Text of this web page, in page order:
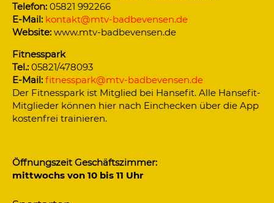
Telefon: 05821 992266
E-Mail: kontakt@mtv-badbevensen.de
Website: www.mtv-badbevensen.de
Fitnesspark
Tel.: 05821/478093
E-Mail: fitnesspark@mtv-badbevensen.de
Der Fitnesspark ist Mitglied bei Hansefit. Alle Hansefit-
Mitglieder können hier nach Einchecken über die App
kostenfrei trainieren.
Öffnungszeit Geschäftszimmer:
mittwochs von 10 bis 11 Uhr